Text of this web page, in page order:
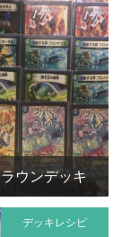
ウンデッキ
デッキレシピ